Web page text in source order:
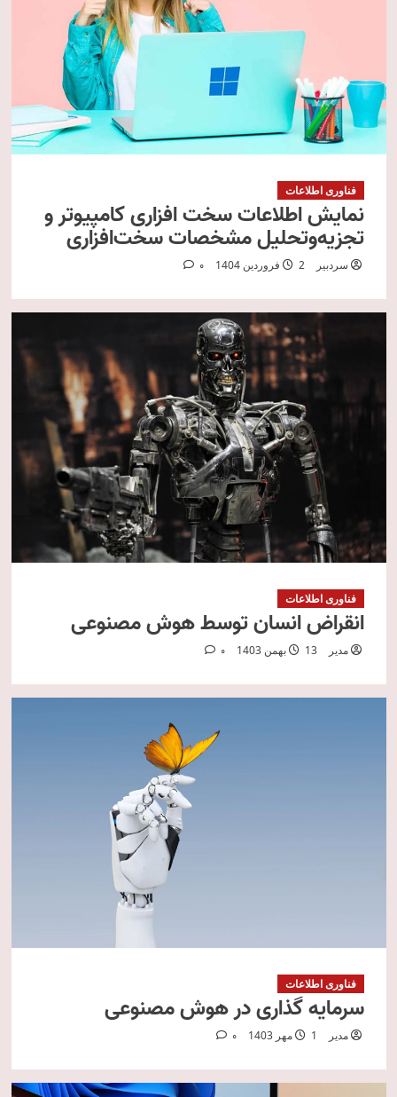
فناوری اطلاعات
نمایش اطلاعات سخت افزاری کامپیوتر و
تجزیه‌وتحلیل مشخصات سخت‌افزاری
سردبیر 2 فروردین 1404 0
فناوری اطلاعات
انقراض انسان توسط هوش مصنوعی
مدیر 13 بهمن 1403 0
فناوری اطلاعات
سرمایه گذاری در هوش مصنوعی
مدیر 1 مهر 1403 0